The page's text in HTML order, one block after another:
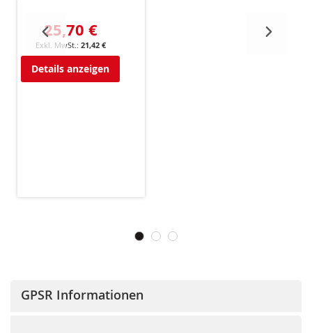
25,70 €
21,42 €
Details anzeigen
GPSR Informationen